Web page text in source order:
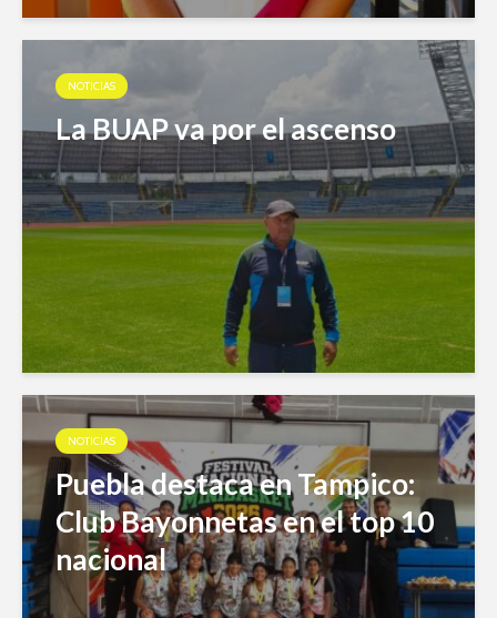
NOTICIAS
La BUAP va por el ascenso
NOTICIAS
Puebla destaca en Tampico:
Club Bayonnetas en el top 10
nacional